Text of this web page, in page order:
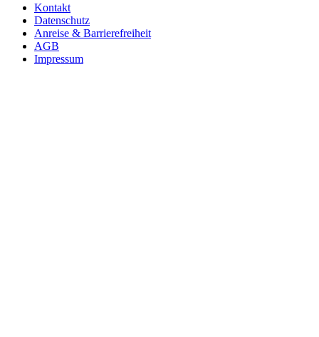
Kontakt
Datenschutz
Anreise & Barrierefreiheit
AGB
Impressum